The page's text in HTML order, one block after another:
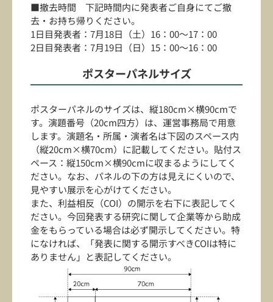
■撤去時間 下記時間内に発表者ご自身にてご撤
去・お持ち帰りください。
1日目発表者：7月18日（土）16：00～17：00
2日目発表者：7月19日（日）15：00～16：00
ポスターパネルサイズ
ポスターパネルのサイズは、縦180cm×横90cmで
す。演題番号（20cm四方）は、運営事務局で用意
します。演題名・所属・演者名は下図のスペース内
（縦20cm×横70cm）に記載してください。貼付ス
ペース：縦150cm×横90cmに収まるようにしてく
ださい。なお、パネルの下の方は見えにくいので、
見やすい展示を心がけてください。
また、利益相反（COI）の開示を右下に表記してく
ださい。今回発表する研究に関して企業等から助成
金をもらっている場合は必ず開示してください。特
になければ、「発表に関する開示すべきCOIは特に
ありません」と表記してください。